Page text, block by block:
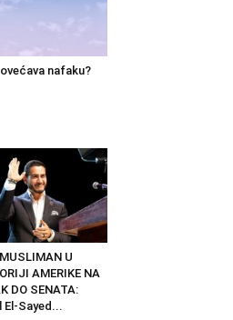
nafaku?
U
AMERIKE NA
DO SENATA:
El-Sayed...